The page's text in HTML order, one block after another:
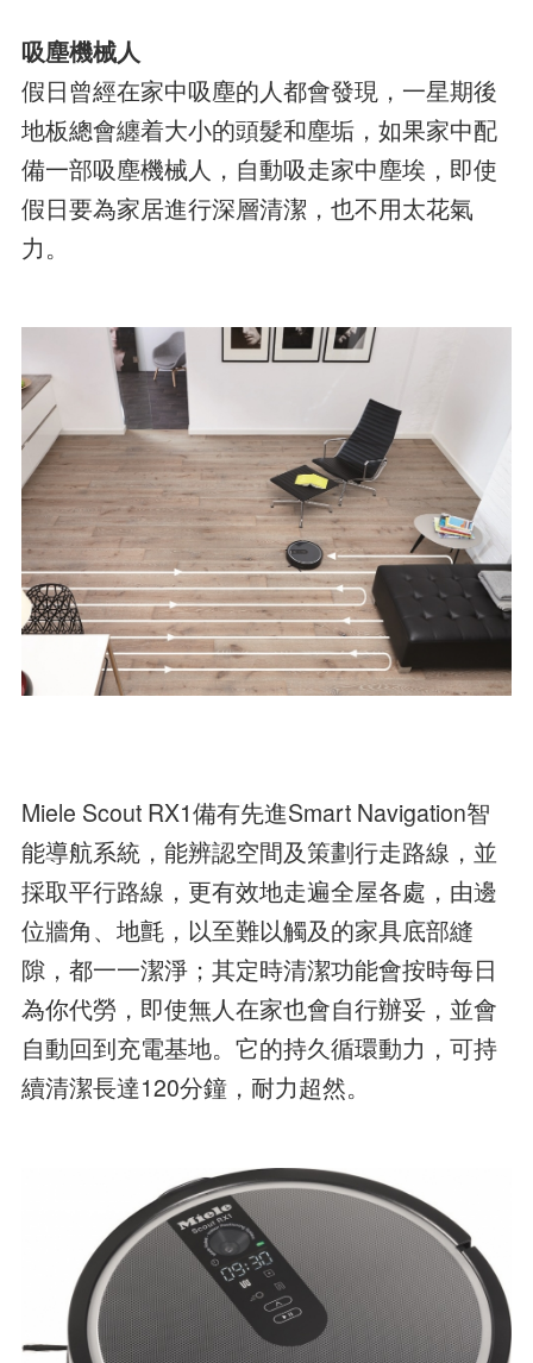
吸塵機械人
假日曾經在家中吸塵的人都會發現，一星期後
地板總會纏着大小的頭髮和塵垢，如果家中配
備一部吸塵機械人，自動吸走家中塵埃，即使
假日要為家居進行深層清潔，也不用太花氣
力。
Miele Scout RX1備有先進Smart Navigation智
能導航系統，能辨認空間及策劃行走路線，並
採取平行路線，更有效地走遍全屋各處，由邊
位牆角、地氈，以至難以觸及的家具底部縫
隙，都一一潔淨；其定時清潔功能會按時每日
為你代勞，即使無人在家也會自行辦妥，並會
自動回到充電基地。它的持久循環動力，可持
續清潔長達120分鐘，耐力超然。